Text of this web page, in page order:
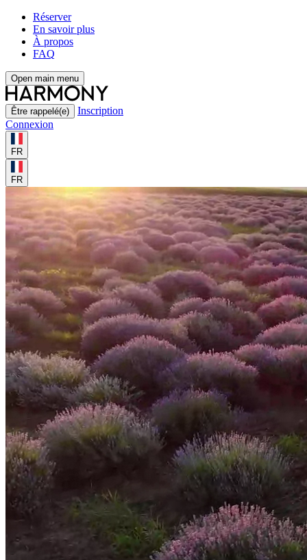
Réserver
En savoir plus
À propos
FAQ
Open main menu
Être rappelé(e)
Inscription
Connexion
FR
FR